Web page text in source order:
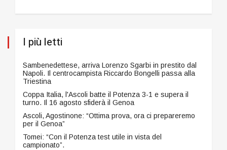
I più letti
Sambenedettese, arriva Lorenzo Sgarbi in prestito dal
Napoli. Il centrocampista Riccardo Bongelli passa alla
Triestina
Coppa Italia, l'Ascoli batte il Potenza 3-1 e supera il
turno. Il 16 agosto sfiderà il Genoa
Ascoli, Agostinone: “Ottima prova, ora ci prepareremo
per il Genoa”
Tomei: “Con il Potenza test utile in vista del
campionato”.